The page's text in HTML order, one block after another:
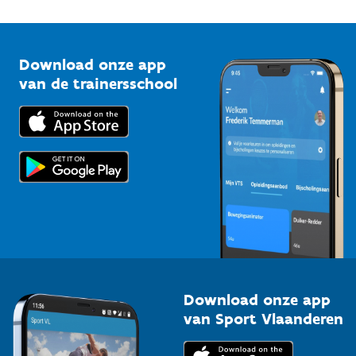
Bedrijven
Trainers en begeleiders
Topsporters
Vlaamse Trainersschool
Kennisplatform
Downloads
Voor de pers
Download onze app
van de trainersschool
Download onze app
van Sport Vlaanderen